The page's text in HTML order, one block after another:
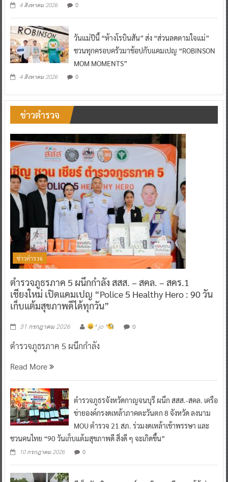
4 สิงหาคม 2026 0
วันแม่ปีนี้ “ห้างโรบินสัน” ส่ง “ส่วนลดตามใจแม่”
ชวนทุกครอบครัวมาช้อปกับแคมเปญ “ROBINSON
MOM MOMENTS”
4 สิงหาคม 2026 0
ข่าวตำรวจ
ข่าวตำรวจ
ตำรวจภูธรภาค 5 ผนึกกำลัง สสส. – สคล. – สคร.1
เชียงใหม่ เปิดแคมเปญ “Police 5 Healthy Hero : 90 วัน
เก็บแต้มสุขภาพดีได้ทุกวัน”
31 กรกฎาคม 2026 ^ jo ^ 0
ตำรวจภูธรภาค 5 ผนึกกำลัง
Read More
ตำรวจภูธรจังหวัดกาญจนบุรี ผนึก สสส.-สคล. เครือ
ข่ายองค์กรงดเหล้าภาคตะวันตก 8 จังหวัด ลงนาม
MOU ตำรวจ 21 สภ. ร่วมงดเหล้าเข้าพรรษา และ
ชวนคนไทย “90 วันเก็บแต้มสุขภาพดี สิ่งดี ๆ จะเกิดขึ้น”
10 กรกฎาคม 2026 0